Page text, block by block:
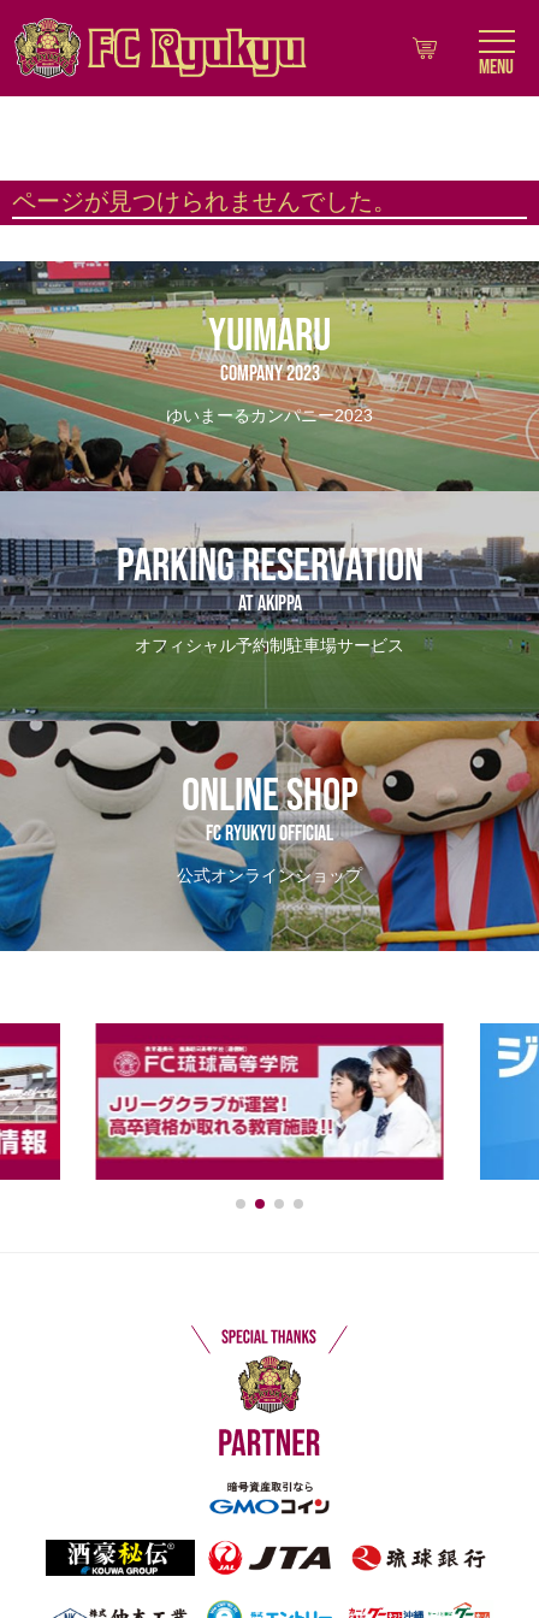
MENU
ページが見つけられませんでした。
YUIMARU
COMPANY 2023
ゆいまーるカンパニー2023
PARKING RESERVATION
AT Akippa
オフィシャル予約制駐車場サービス
ONLINE SHOP
FC RYUKYU OFFICIAL
公式オンラインショップ